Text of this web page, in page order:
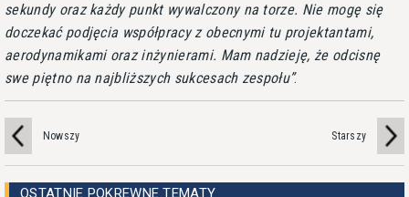
sekundy oraz każdy punkt wywalczony na torze. Nie mogę się
doczekać podjęcia współpracy z obecnymi tu projektantami,
aerodynamikami oraz inżynierami. Mam nadzieję, że odcisnę
swe piętno na najbliższych sukcesach zespołu .
Nowszy Starszy
OSTATNIE POKREWNE TEMATY